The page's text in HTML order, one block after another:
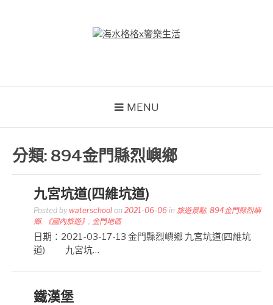
MENU
分類: 894金門縣烈嶼鄉
九宮坑道(四維坑道)
Posted by waterschool on 2021-06-06 in 旅遊景點, 894金門縣烈嶼
鄉, 《國內旅遊》 , 金門地區
日期：2021-03-17-13 金門縣烈嶼鄉 九宮坑道(四維坑
道) 九宮坑…
鐵漢堡